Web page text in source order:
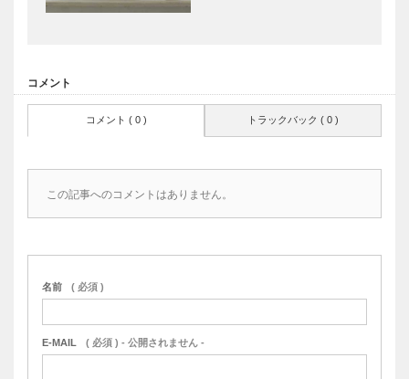
コメント
コメント ( 0 ) トラックバック ( 0 )
この記事へのコメントはありません。
名前 ( 必須 )
E-MAIL ( 必須 ) - 公開されません -